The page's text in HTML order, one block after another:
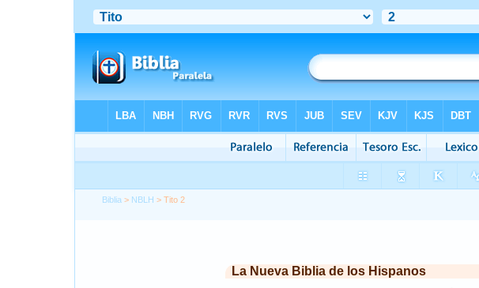
Biblia > NBLH > Tito 2
La Nueva Biblia de los Hispanos